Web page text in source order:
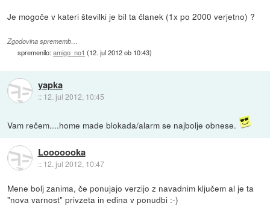
Je mogoče v kateri številki je bil ta članek (1x po 2000 verjetno) ?
Zgodovina sprememb…
spremenilo:amigo_no1 (12. jul 2012 ob 10:43)
yapka
:: 12. jul 2012, 10:45
Vam rečem....home made blokada/alarm se najbolje obnese.
Looooooka
:: 12. jul 2012, 10:47
Mene bolj zanima, če ponujajo verzijo z navadnim ključem al je ta
"nova varnost" privzeta in edina v ponudbi :-)